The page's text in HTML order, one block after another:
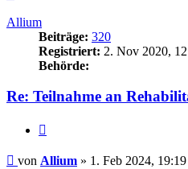
Allium
Beiträge: 320
Registriert: 2. Nov 2020,
Behörde:
Re: Teilnahme an
Beitrag
von Allium » 1. Feb 2024, 19:19